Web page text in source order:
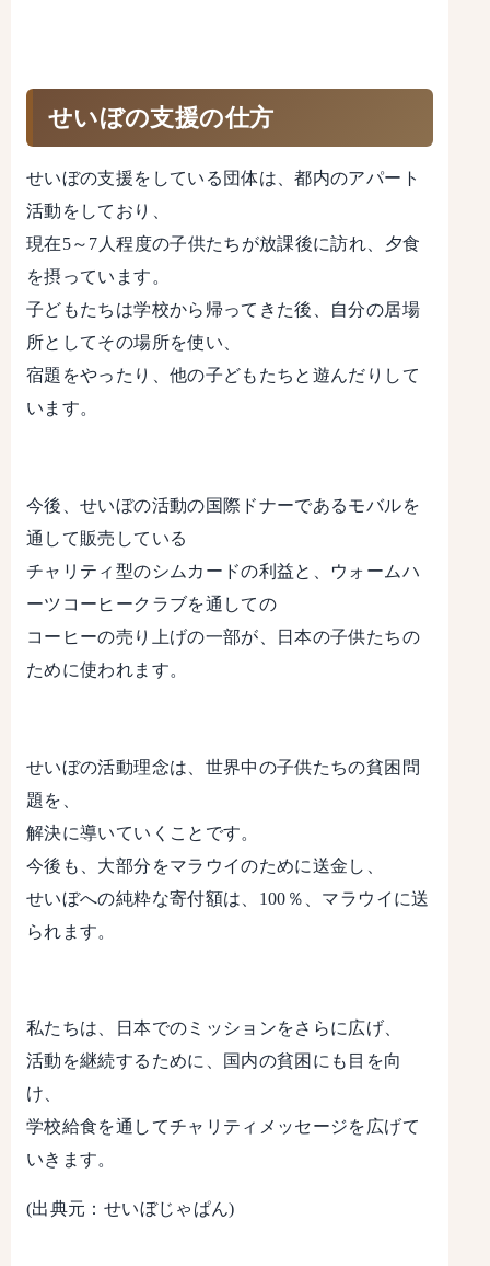
せいぼの支援の仕方
せいぼの支援をしている団体は、都内のアパート
活動をしており、
現在5～7人程度の子供たちが放課後に訪れ、夕食
を摂っています。
子どもたちは学校から帰ってきた後、自分の居場
所としてその場所を使い、
宿題をやったり、他の子どもたちと遊んだりして
います。
今後、せいぼの活動の国際ドナーであるモバルを
通して販売している
チャリティ型のシムカードの利益と、ウォームハ
ーツコーヒークラブを通しての
コーヒーの売り上げの一部が、日本の子供たちの
ために使われます。
せいぼの活動理念は、世界中の子供たちの貧困問
題を、
解決に導いていくことです。
今後も、大部分をマラウイのために送金し、
せいぼへの純粋な寄付額は、100％、マラウイに送
られます。
私たちは、日本でのミッションをさらに広げ、
活動を継続するために、国内の貧困にも目を向
け、
学校給食を通してチャリティメッセージを広げて
いきます。
(出典元：せいぼじゃぱん)